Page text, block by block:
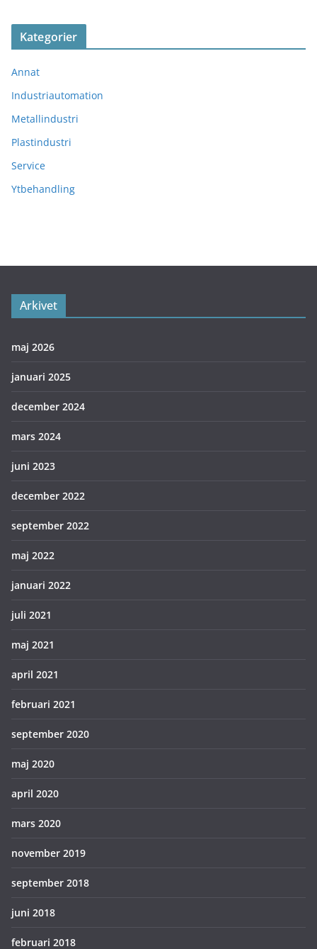
Kategorier
Annat
Industriautomation
Metallindustri
Plastindustri
Service
Ytbehandling
Arkivet
maj 2026
januari 2025
december 2024
mars 2024
juni 2023
december 2022
september 2022
maj 2022
januari 2022
juli 2021
maj 2021
april 2021
februari 2021
september 2020
maj 2020
april 2020
mars 2020
november 2019
september 2018
juni 2018
februari 2018